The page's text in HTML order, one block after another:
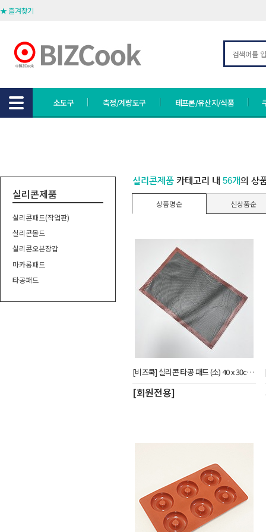
★ 즐겨찾기
소도구 측정/계량도구 테프론/유산지/식품
실리콘제품
실리콘패드(작업판)
실리콘몰드
실리콘오븐장갑
마카롱패드
타공패드
실리콘제품 카테고리 내 56개의 상
상품명순 신상품순
[비즈쿡] 실리콘 타공 패드 (소) 40 x 30cm - 블랙_CUW
[회원전용]